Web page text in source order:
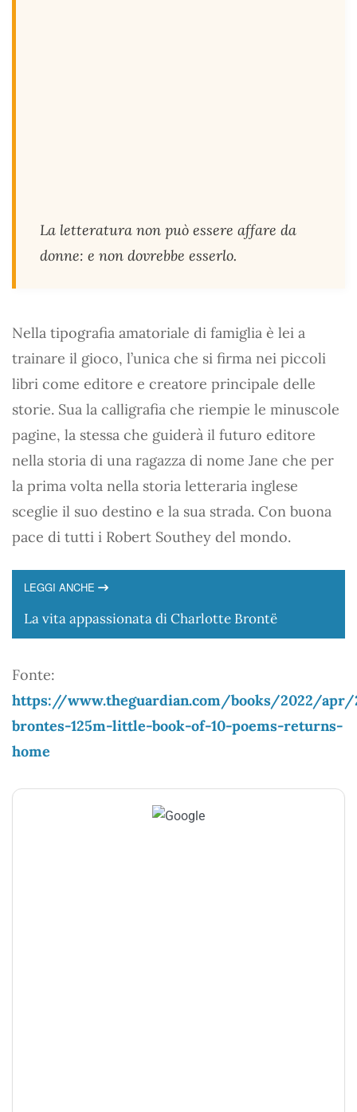
La letteratura non può essere affare da
donne: e non dovrebbe esserlo.
Nella tipografia amatoriale di famiglia è lei a
trainare il gioco, l’unica che si firma nei piccoli
libri come editore e creatore principale delle
storie. Sua la calligrafia che riempie le minuscole
pagine, la stessa che guiderà il futuro editore
nella storia di una ragazza di nome Jane che per
la prima volta nella storia letteraria inglese
sceglie il suo destino e la sua strada. Con buona
pace di tutti i Robert Southey del mondo.
LEGGI ANCHE
La vita appassionata di Charlotte Brontë
Fonte:
https://www.theguardian.com/books/2022/
brontes-125m-little-book-of-10-poems-returns-
home